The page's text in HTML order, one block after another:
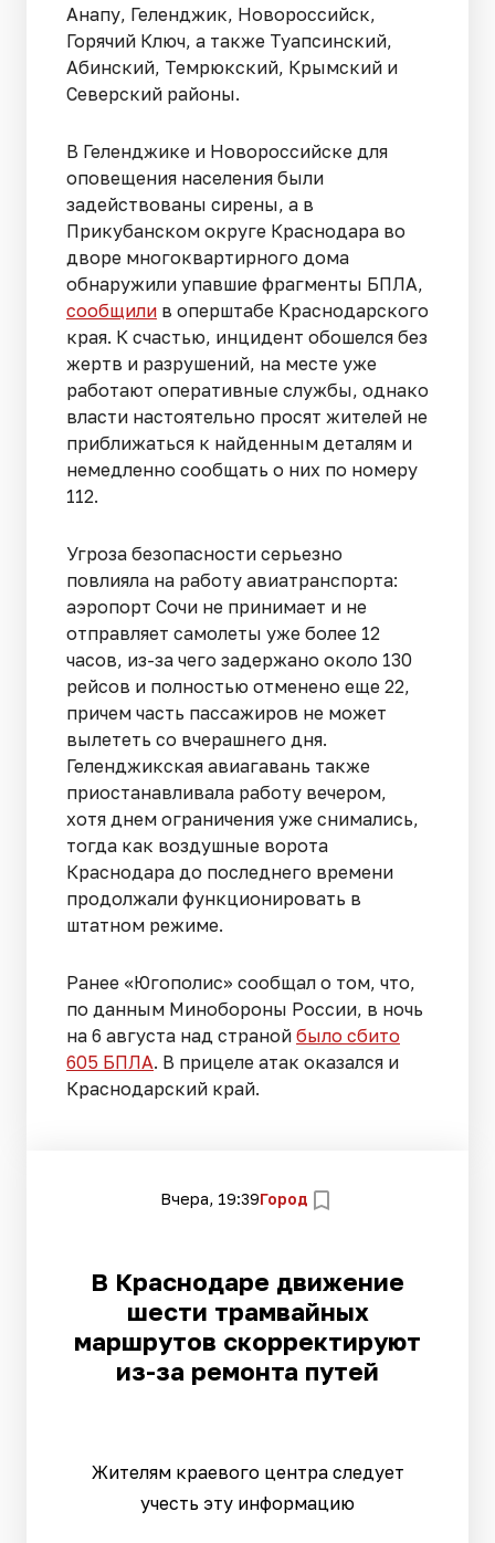
Анапу, Геленджик, Новороссийск,
Горячий Ключ, а также Туапсинский,
Абинский, Темрюкский, Крымский и
Северский районы.
В Геленджике и Новороссийске для
оповещения населения были
задействованы сирены, а в
Прикубанском округе Краснодара во
дворе многоквартирного дома
обнаружили упавшие фрагменты БПЛА,
сообщили в оперштабе Краснодарского
края. К счастью, инцидент обошелся без
жертв и разрушений, на месте уже
работают оперативные службы, однако
власти настоятельно просят жителей не
приближаться к найденным деталям и
немедленно сообщать о них по номеру
112.
Угроза безопасности серьезно
повлияла на работу авиатранспорта:
аэропорт Сочи не принимает и не
отправляет самолеты уже более 12
часов, из-за чего задержано около 130
рейсов и полностью отменено еще 22,
причем часть пассажиров не может
вылететь со вчерашнего дня.
Геленджикская авиагавань также
приостанавливала работу вечером,
хотя днем ограничения уже снимались,
тогда как воздушные ворота
Краснодара до последнего времени
продолжали функционировать в
штатном режиме.
Ранее «Югополис» сообщал о том, что,
по данным Минобороны России, в ночь
на 6 августа над страной было сбито
605 БПЛА. В прицеле атак оказался и
Краснодарский край.
Вчера, 19:39Город
В Краснодаре движение
шести трамвайных
маршрутов скорректируют
из-за ремонта путей
Жителям краевого центра следует
учесть эту информацию